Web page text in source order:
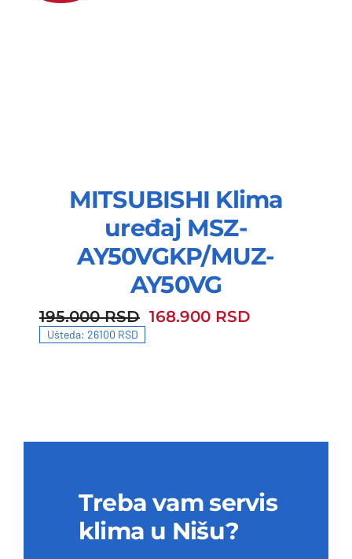
MITSUBISHI Klima
uređaj MSZ-
AY50VGKP/MUZ-
AY50VG
195.000RSD
195.000 RSD. 168.900 RSD
168.900 RSD.
Ušteda: 26100 RSD
Treba vam servis
klima u Nišu?